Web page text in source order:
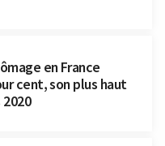
en France
cent, son plus haut